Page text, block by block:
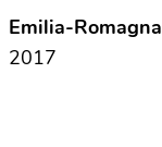
Emilia-Romagna
2017